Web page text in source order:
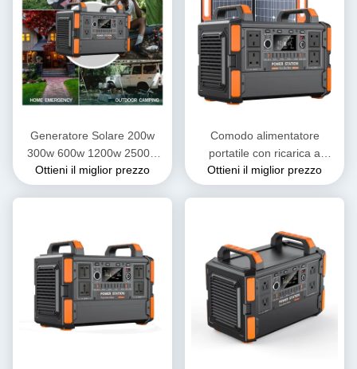
Generatore Solare 200w
300w 600w 1200w 2500w
Banca Esterna Portatile
Solare Lifepo4 Centrale
Ottieni il miglior prezzo
Comodo alimentatore
portatile con ricarica a
ingresso DC 1200W e
display a cristalli liquidi
Ottieni il miglior prezzo